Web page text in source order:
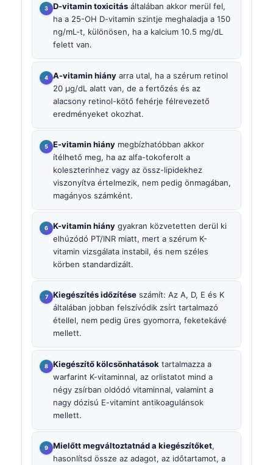
D-vitamin toxicitás általában akkor merül fel,
ha a 25-OH D-vitamin szintje meghaladja a 150
ng/mL-t, különösen, ha a kalcium 10.5 mg/dL
felett van.
A-vitamin hiány arra utal, ha a szérum retinol
20 µg/dL alatt van, de a fertőzés és az
alacsony retinol-kötő fehérje félrevezető
eredményeket okozhat.
E-vitamin hiány megbízhatóbban akkor
ítélhető meg, ha az alfa-tokoferolt a
koleszterinhez vagy az össz-lipidekhez
viszonyítva értelmezik, nem pedig önmagában,
magányos számként.
K-vitamin hiány gyakran közvetetten derül ki
elhúzódó PT/INR miatt, mert a szérum K-
vitamin vizsgálata instabil, és nem széles
körben standardizált.
Kiegészítés időzítése számít: Az A, D, E és K
általában jobban felszívódik zsírt tartalmazó
étellel, nem pedig üres gyomorra, feketekávé
mellett.
Kiegészítő kölcsönhatások tartalmazza a
warfarint K-vitaminnal, az orlistatot mind a
négy zsírban oldódó vitaminnal, valamint a
nagy dózisú E-vitamint antikoagulánsok
mellett.
Mielőtt megváltoztatnád a kiegészítőket,
hasonlítsd össze az adagot, az időtartamot, a